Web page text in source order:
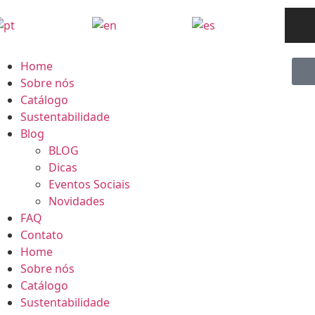
Home
Sobre nós
Catálogo
Sustentabilidade
Blog
BLOG
Dicas
Eventos Sociais
Novidades
FAQ
Contato
Home
Sobre nós
Catálogo
Sustentabilidade